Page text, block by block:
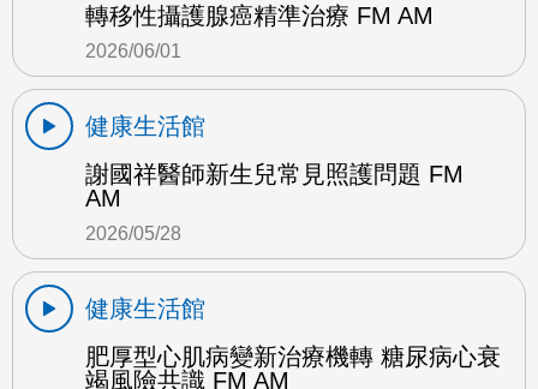
轉移性攝護腺癌精準治療 FM AM
2026/06/01
健康生活館
謝國祥醫師新生兒常見照護問題 FM
AM
2026/05/28
健康生活館
肥厚型心肌病變新治療機轉 糖尿病心衰
竭風險共識 FM AM